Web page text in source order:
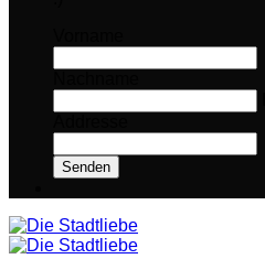
Senden